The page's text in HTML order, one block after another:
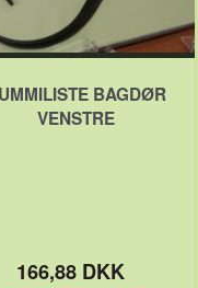
BAGDØR
VENSTRE
166,88 DKK